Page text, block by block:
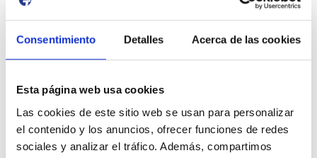
Consentimiento Detalles Acerca de las cookies
Esta página web usa cookies
Las cookies de este sitio web se usan para personalizar
el contenido y los anuncios, ofrecer funciones de redes
sociales y analizar el tráfico. Además, compartimos